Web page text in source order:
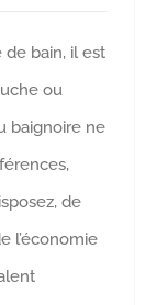
de bain, il est
ou
baignoire ne
de
l’économie